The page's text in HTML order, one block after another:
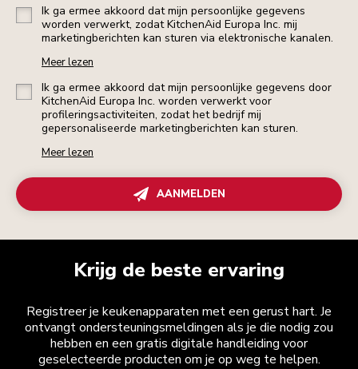
Ik ga ermee akkoord dat mijn persoonlijke gegevens
worden verwerkt, zodat KitchenAid Europa Inc. mij
marketingberichten kan sturen via elektronische kanalen.
Meer lezen
Ik ga ermee akkoord dat mijn persoonlijke gegevens door
KitchenAid Europa Inc. worden verwerkt voor
profileringsactiviteiten, zodat het bedrijf mij
gepersonaliseerde marketingberichten kan sturen.
Meer lezen
AANMELDEN
Krijg de beste ervaring
Registreer je keukenapparaten met een gerust hart. Je
ontvangt ondersteuningsmeldingen als je die nodig zou
hebben en een gratis digitale handleiding voor
geselecteerde producten om je op weg te helpen.